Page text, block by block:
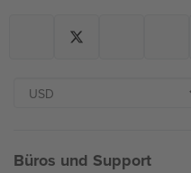
Büros und Support